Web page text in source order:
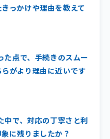
っかけや理由を教えて
た点で、手続きのスムー
がより理由に近いです
中で、対応の丁寧さと利
に残りましたか？